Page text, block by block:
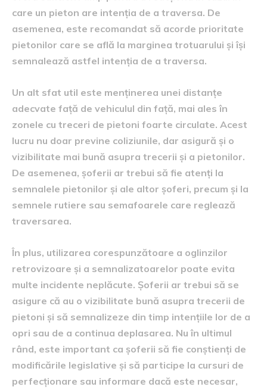
care un pieton are intenția de a traversa. De
asemenea, este recomandat să acorde prioritate
pietonilor care se află la marginea trotuarului și își
semnalează astfel intenția de a traversa.
Un alt sfat util este menținerea unei distanțe
adecvate față de vehiculul din față, mai ales în
zonele cu treceri de pietoni foarte circulate. Acest
lucru nu doar previne coliziunile, dar asigură și o
vizibilitate mai bună asupra trecerii și a pietonilor.
De asemenea, șoferii ar trebui să fie atenți la
semnalele pietonilor și ale altor șoferi, precum și la
semnele rutiere sau semafoarele care reglează
traversarea.
În plus, utilizarea corespunzătoare a oglinzilor
retrovizoare și a semnalizatoarelor poate evita
multe incidente neplăcute. Șoferii ar trebui să se
asigure că au o vizibilitate bună asupra trecerii de
pietoni și să semnalizeze din timp intențiile lor de a
opri sau de a continua deplasarea. Nu în ultimul
rând, este important ca șoferii să fie conștienți de
modificările legislative și să participe la cursuri de
perfecționare sau informare dacă este necesar,